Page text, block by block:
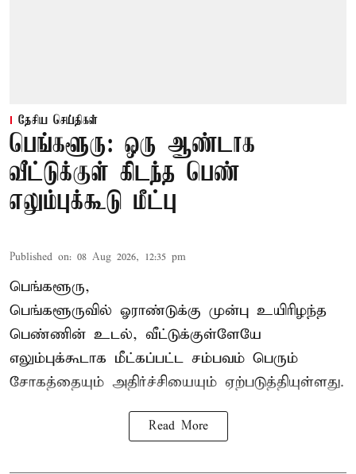
தேசிய செய்திகள்
பெங்களூரு: ஒரு ஆண்டாக
வீட்டுக்குள் கிடந்த பெண்
எலும்புக்கூடு மீட்பு
Published on: 08 Aug 2026, 12:35 pm
பெங்களூரு,
பெங்களூருவில் ஓராண்டுக்கு முன்பு உயிரிழந்த
பெண்ணின் உடல், வீட்டுக்குள்ளேயே
எலும்புக்கூடாக மீட்கப்பட்ட சம்பவம் பெரும்
சோகத்தையும் அதிர்ச்சியையும் ஏற்படுத்தியுள்ளது.
Read More